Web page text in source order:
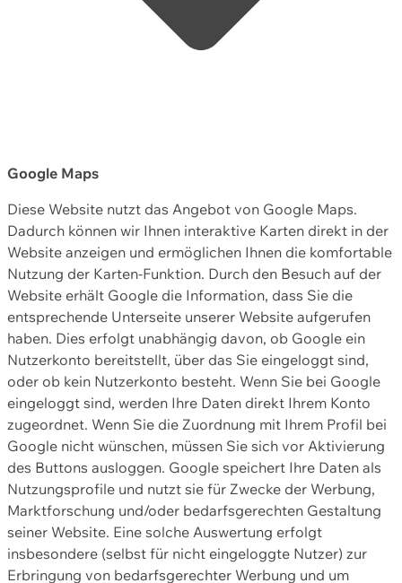
Google Maps
Diese Website nutzt das Angebot von Google Maps.
Dadurch können wir Ihnen interaktive Karten direkt in der
Website anzeigen und ermöglichen Ihnen die komfortable
Nutzung der Karten-Funktion. Durch den Besuch auf der
Website erhält Google die Information, dass Sie die
entsprechende Unterseite unserer Website aufgerufen
haben. Dies erfolgt unabhängig davon, ob Google ein
Nutzerkonto bereitstellt, über das Sie eingeloggt sind,
oder ob kein Nutzerkonto besteht. Wenn Sie bei Google
eingeloggt sind, werden Ihre Daten direkt Ihrem Konto
zugeordnet. Wenn Sie die Zuordnung mit Ihrem Profil bei
Google nicht wünschen, müssen Sie sich vor Aktivierung
des Buttons ausloggen. Google speichert Ihre Daten als
Nutzungsprofile und nutzt sie für Zwecke der Werbung,
Marktforschung und/oder bedarfsgerechten Gestaltung
seiner Website. Eine solche Auswertung erfolgt
insbesondere (selbst für nicht eingeloggte Nutzer) zur
Erbringung von bedarfsgerechter Werbung und um